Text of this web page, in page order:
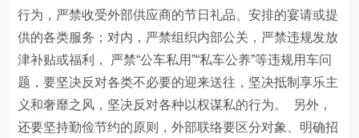
行为，严禁收受外部供应商的节日礼品、安排的宴请或提
供的各类服务；对内，严禁组织内部公关，严禁违规发放
津补贴或福利， 严禁“公车私用”“私车公养”等违规用车问
题，要坚决反对各类不必要的迎来送往，坚决抵制享乐主
义和奢靡之风，坚决反对各种以权谋私的行为。 另外，
还要坚持勤俭节约的原则，外部联络要区分对象、明确招